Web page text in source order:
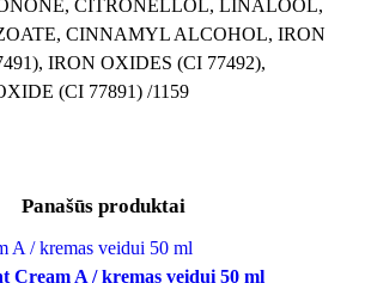
CITRONELLOL, LINALOOL,
CINNAMYL ALCOHOL, IRON
IRON OXIDES (CI 77492),
(CI 77891) /1159
Panašūs produktai
Cream A / kremas veidui 50 ml